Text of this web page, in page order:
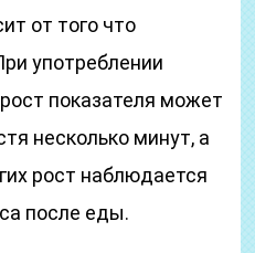
от того что
употреблении
показателя может
несколько минут, а
рост наблюдается
после еды.